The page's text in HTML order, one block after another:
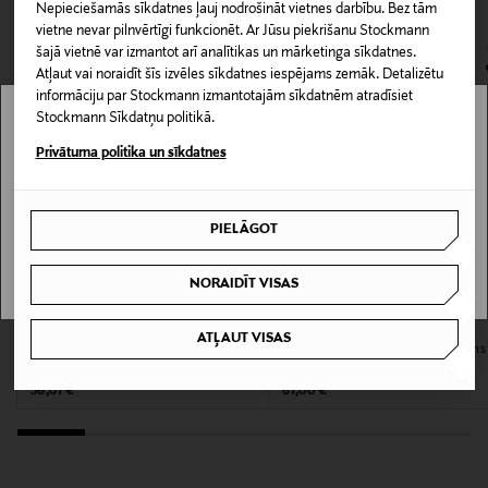
Nepieciešamās sīkdatnes ļauj nodrošināt vietnes darbību. Bez tām
vietne nevar pilnvērtīgi funkcionēt. Ar Jūsu piekrišanu Stockmann
šajā vietnē var izmantot arī analītikas un mārketinga sīkdatnes.
Atļaut vai noraidīt šīs izvēles sīkdatnes iespējams zemāk. Detalizētu
informāciju par Stockmann izmantotajām sīkdatnēm atradīsiet
Stockmann Sīkdatņu politikā.
Privātuma politika un sīkdatnes
PIELĀGOT
NORAIDĪT VISAS
ATĻAUT VISAS
Informācija par izmēru
100 ml
Ādas tips
Visiem ādas tipiem
Losjons pēc skūšanās
Produkta drošības
apgalvojums
atvērts. Aizzīmogotiem kosmētikas un dabiskiem līdzekļiem,
kas tiek atdoti atpakaļ, ir jābūt to sākotnējā neatvērtajā
iepakojumā.
PREČU ATGRIEŠANAS POLITIKA
Eternity for Men After Shave līdzeklis
Original Price
38,01 €
BOTTLED After Shave Balm balzams
Original Price
61,00 €
Stockmann nav pieejams tavā valstī.
I UNDERSTAND